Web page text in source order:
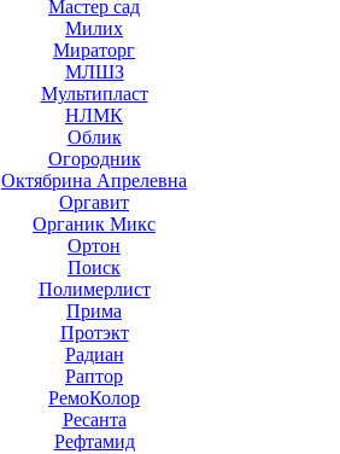
Мастер сад
Милих
Мираторг
МЛШЗ
Мультипласт
НЛМК
Облик
Огородник
Октябрина Апрелевна
Оргавит
Органик Микс
Ортон
Поиск
Полимерлист
Прима
Протэкт
Радиан
Раптор
РемоКолор
Ресанта
Рефтамид